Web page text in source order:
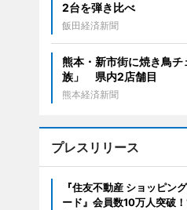
2台を弾き比べ
飯田経済新聞
熊本・新市街に焼き鳥チ
族」 県内2店舗目
熊本経済新聞
プレスリリース
『住友不動産 ショッピン
ード』会員数10万人突破